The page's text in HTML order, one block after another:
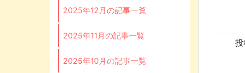
2025年12月の記事一覧
2025年11月の記事一覧
2025年10月の記事一覧